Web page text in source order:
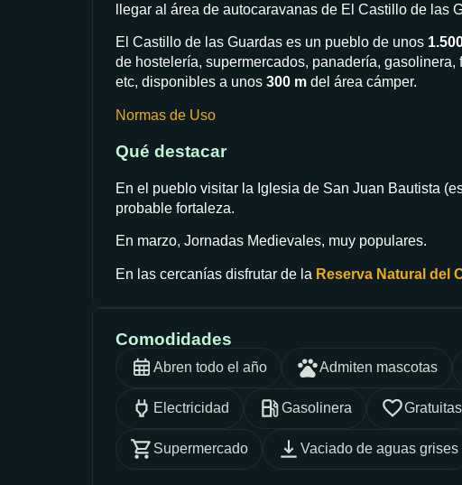
llegar al área de autocaravanas de El Castillo de las
El Castillo de las Guardas es un pueblo de unos
de hostelería, supermercados, panadería,
etc, disponibles a unos 300 m del área cámper.
Normas de Uso
Qué destacar
En el pueblo visitar la Iglesia de San Juan Bautista
probable fortaleza.
En marzo, Jornadas Medievales, muy populares.
En las cercanías disfrutar de la Reserva Natural del
Comodidades
Abren todo el año Admiten mascotas
Electricidad Gasolinera Gratuitas
Supermercado Vaciado de aguas grises